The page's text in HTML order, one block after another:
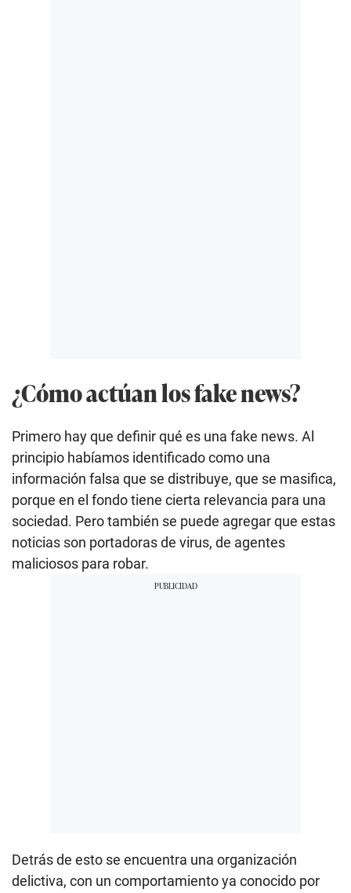
¿Cómo actúan los fake news?
Primero hay que definir qué es una fake news. Al
principio habíamos identificado como una
información falsa que se distribuye, que se masifica,
porque en el fondo tiene cierta relevancia para una
sociedad. Pero también se puede agregar que estas
noticias son portadoras de virus, de agentes
maliciosos para robar.
Detrás de esto se encuentra una organización
delictiva, con un comportamiento ya conocido por